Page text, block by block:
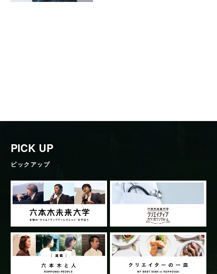
PICK UP
ピックアップ